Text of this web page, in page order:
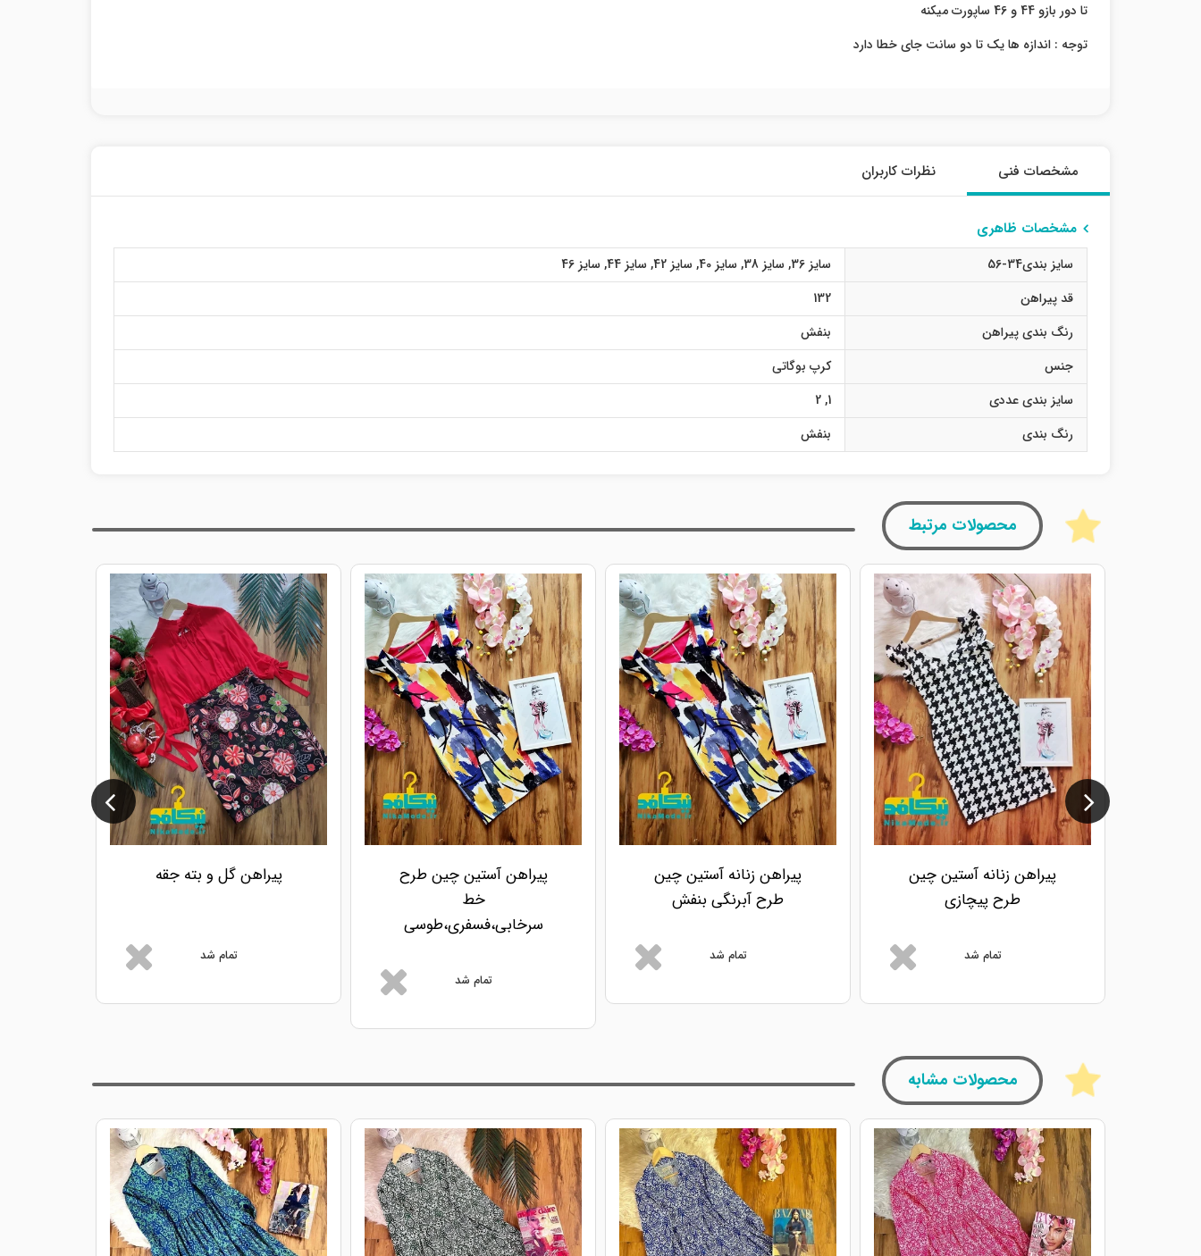
تا دور بازو 44 و 46 ساپورت میکنه
توجه : اندازه ها یک تا دو سانت جای خطا دارد
مشخصات فنی نظرات کاربران
مشخصات ظاهری
سایز بندی34-56 سایز 36 , سایز 38 , سایز 40 , سایز 42 , سایز 44 , سایز 46
قد پیراهن
132
رنگ بندی پیراهن
بنفش
جنس
کرپ بوگاتی
سایز بندی عددی
1
,
2
رنگ بندی
بنفش
محصولات مرتبط
پیراهن زنانه آستین چین
طرح پیچازی
تمام شد
پیراهن زنانه آستین چین
طرح آبرنگی بنفش
تمام شد
پیراهن آستین چین طرح
خط
سرخابی،فسفری،طوسی
تمام شد
پیراهن گل و بته جقه
تمام شد
محصولات مشابه